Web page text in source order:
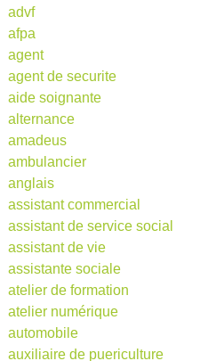
advf
afpa
agent
agent de securite
aide soignante
alternance
amadeus
ambulancier
anglais
assistant commercial
assistant de service social
assistant de vie
assistante sociale
atelier de formation
atelier numérique
automobile
auxiliaire de puericulture